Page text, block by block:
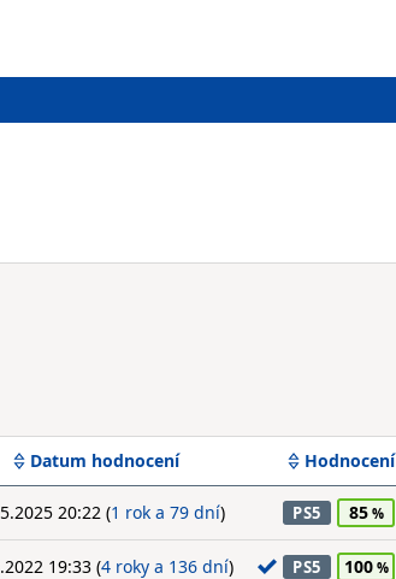
Datum hodnocení Hodnocení
20:22 (1 rok a 79 dní) PS5 85
19:33 (4 roky a 136 dní) PS5 100